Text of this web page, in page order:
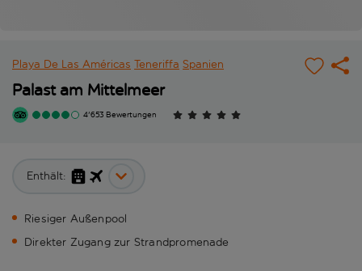
Playa De Las Américas Teneriffa Spanien
Palast am Mittelmeer
4'653 Bewertungen
Enthält:
Riesiger Außenpool
Direkter Zugang zur Strandpromenade